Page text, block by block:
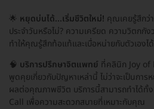
🌟 หยุดบ่นได้...เริ่มชีวิตใหม่! คุณเคยรู้สึกว่
ประจำวันหรือไม่? ความเครียด ความวิตกกั
ทำให้คุณรู้สึกท้อแท้และเบื่อหน่ายกับตัวเองได้
🧠 บริการปรึกษาจิตแพทย์ ที่คลินิก Joy of
พูดคุยเกี่ยวกับปัญหาเหล่านี้ ไม่ว่าจะเป็นกา
ผลต่อคุณภาพชีวิต บริการนี้สามารถทำได้ทั้
Call เพื่อความสะดวกสบายที่เหมาะกับคุณ